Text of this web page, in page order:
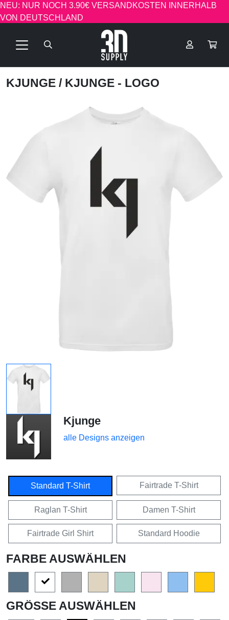
NEU: NUR NOCH 3.90€ VERSANDKOSTEN INNERHALB
VON DEUTSCHLAND
KJUNGE / KJUNGE - LOGO
Kjunge
alle Designs anzeigen
Standard T-Shirt Fairtrade T-Shirt
Raglan T-Shirt Damen T-Shirt
Fairtrade Girl Shirt Standard Hoodie
FARBE AUSWÄHLEN
GRÖSSE AUSWÄHLEN